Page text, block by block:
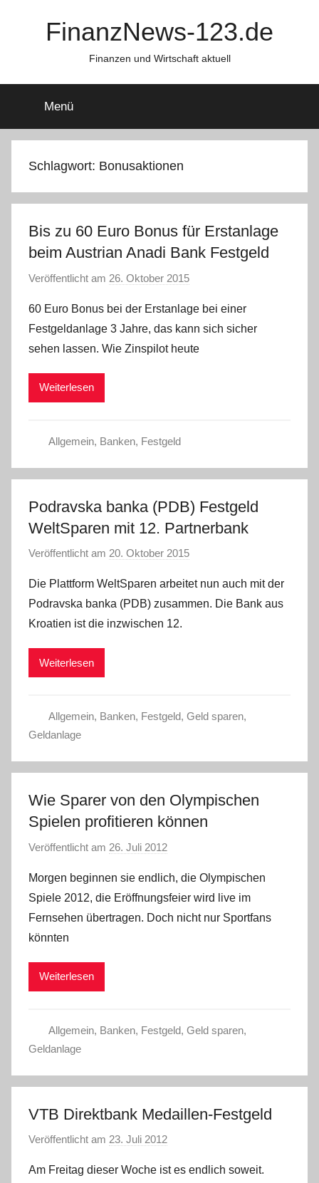
FinanzNews-123.de
Finanzen und Wirtschaft aktuell
Menü
Schlagwort: Bonusaktionen
Bis zu 60 Euro Bonus für Erstanlage
beim Austrian Anadi Bank Festgeld
Veröffentlicht am 26. Oktober 2015
n
a
d
60 Euro Bonus bei der Erstanlage bei einer
Festgeldanlage 3 Jahre, das kann sich sicher
sehen lassen. Wie Zinspilot heute
Weiterlesen
Allgemein, Banken, Festgeld
Podravska banka (PDB) Festgeld
WeltSparen mit 12. Partnerbank
Veröffentlicht am 20. Oktober 2015
n
a
Die Plattform WeltSparen arbeitet nun auch mit der
Podravska banka (PDB) zusammen. Die Bank aus
Kroatien ist die inzwischen 12.
Weiterlesen
Allgemein, Banken, Festgeld, Geld sparen,
Geldanlage
Wie Sparer von den Olympischen
Spielen profitieren können
Veröffentlicht am 26. Juli 2012
n
C
h
l
Morgen beginnen sie endlich, die Olympischen
Spiele 2012, die Eröffnungsfeier wird live im
Fernsehen übertragen. Doch nicht nur Sportfans
könnten
Weiterlesen
Allgemein, Banken, Festgeld, Geld sparen,
Geldanlage
VTB Direktbank Medaillen-Festgeld
Veröffentlicht am 23. Juli 2012
n
Am Freitag dieser Woche ist es endlich soweit.